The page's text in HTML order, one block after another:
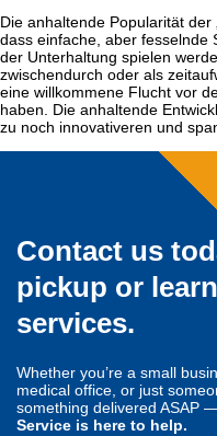
Die anhaltende Popularität der
dass einfache, aber fesselnde
der Unterhaltung spielen
zwischendurch oder als
eine willkommene Flucht vor
haben. Die anhaltende
zu noch innovativeren und
Contact us
pickup or
services.
Whether you’re a small
medical office, or just
something delivered ASAP
Service is here to help.